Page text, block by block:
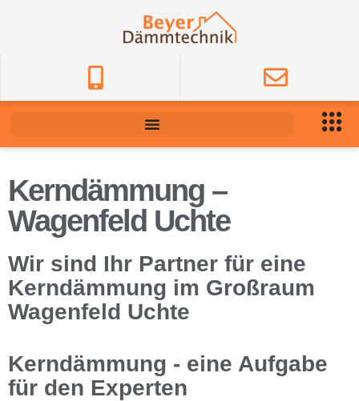
Kerndämmung –
Wagenfeld Uchte
Wir sind Ihr Partner für eine
Kerndämmung im Großraum
Wagenfeld Uchte
Kerndämmung - eine Aufgabe
für den Experten